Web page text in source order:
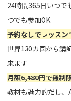
24時間365日いつで
つでも参加OK
予約なしでレッスン
世界130カ国から講
来ます
月額6,480円で無制
教材も魅力的だし、